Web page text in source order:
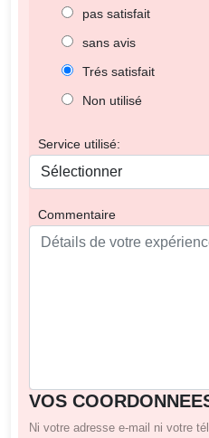
pas satisfait
sans avis
Trés satisfait
Non utilisé
Service utilisé:
Commentaire
VOS
Ni votre adresse e-mail ni votre